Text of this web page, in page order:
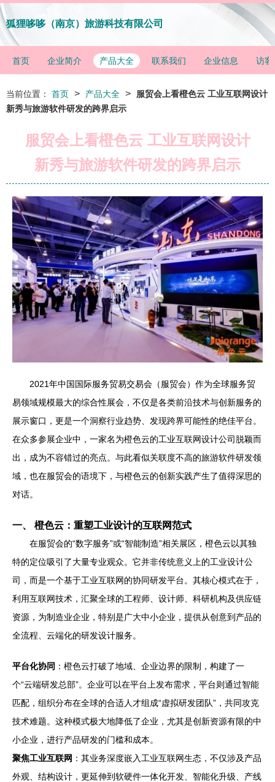
狐狸哆哆（南京）旅游科技有限公司
首页 企业简介 产品大全 联系我们 企业信息 访客
当前位置： 首页 > 产品大全 >
服贸会上看橙色云 工业互联网设计
新秀与旅游软件研发的跨界启示
服贸会上看橙色云 工业互联网设计
新秀与旅游软件研发的跨界启示
2021年中国国际服务贸易交易会（服贸会）作为全球服务贸
易领域规模最大的综合性展会，不仅是各类前沿技术与创新服务的
展示窗口，更是一个洞察行业趋势、发现跨界可能性的绝佳平台。
在众多参展企业中，一家名为橙色云的工业互联网设计公司脱颖而
出，成为不容错过的亮点。与此看似关联度不高的旅游软件研发领
域，也在服贸会的语境下，与橙色云的创新实践产生了值得深思的
对话。
一、 橙色云：重塑工业设计的互联网范式
在服贸会的“数字服务”或“智能制造”相关展区，橙色云以其独
特的定位吸引了大量专业观众。它并非传统意义上的工业设计公
司，而是一个基于工业互联网的协同研发平台。其核心模式在于，
利用互联网技术，汇聚全球的工程师、设计师、科研机构及供应链
资源，为制造业企业，特别是广大中小企业，提供从创意到产品的
全流程、云端化的研发设计服务。
平台化协同 ：橙色云打破了地域、企业边界的限制，构建了一
个“云端研发总部”。企业可以在平台上发布需求，平台则通过智能
匹配，组织分布在全球的合适人才组成“虚拟研发团队”，共同攻克
技术难题。这种模式极大地降低了企业，尤其是创新资源有限的中
小企业，进行产品研发的门槛和成本。
聚焦工业互联网 ：其业务深度嵌入工业互联网生态，不仅涉及产品
外观、结构设计，更延伸到软硬件一体化开发、智能化升级、产线